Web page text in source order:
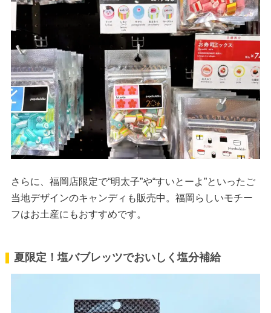
さらに、福岡店限定で“明太子”や“すいとーよ”といったご
当地デザインのキャンディも販売中。福岡らしいモチー
フはお土産にもおすすめです。
夏限定！塩バブレッツでおいしく塩分補給